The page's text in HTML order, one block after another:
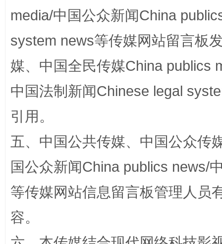
国家大学科技园优化重塑工作
扯下公款旅游的“隐身衣” 如何以
media/中国公众新闻China
system news等传媒网站留言板
媒、中国全民传媒China publics
中国法制新闻Chinese legal
引用。
五、中国公共传媒、中国公众传
国公众新闻China publics news/
等传媒网站信息留言板管理人员
容。